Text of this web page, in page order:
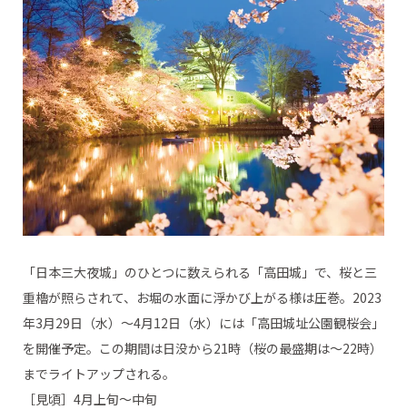
「日本三大夜城」のひとつに数えられる「高田城」で、桜と三
重櫓が照らされて、お堀の水面に浮かび上がる様は圧巻。2023
年3月29日（水）～4月12日（水）には「高田城址公園観桜会」
を開催予定。この期間は日没から21時（桜の最盛期は～22時）
までライトアップされる。
［見頃］4月上旬～中旬